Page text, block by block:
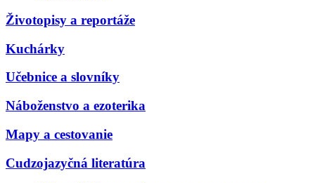
Životopisy a reportáže
Kuchárky
Učebnice a slovníky
Náboženstvo a ezoterika
Mapy a cestovanie
Cudzojazyčná literatúra